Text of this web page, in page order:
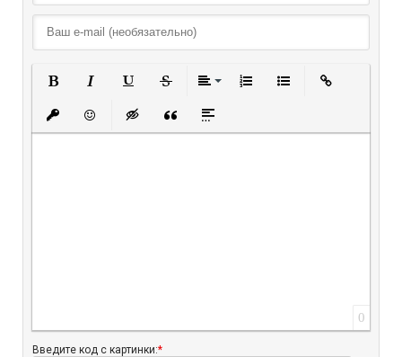
Вставить защищенную ссылку
Вставить смайлик
Вставка скрытого текста
Вставка цитаты
Вставка спойлера
0
Введите код с картинки:*